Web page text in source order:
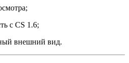
с CS 1.6;
внешний вид.